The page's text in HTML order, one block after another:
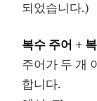
되었습니다.)
복수 주어 +
주어가 두 개
합니다.